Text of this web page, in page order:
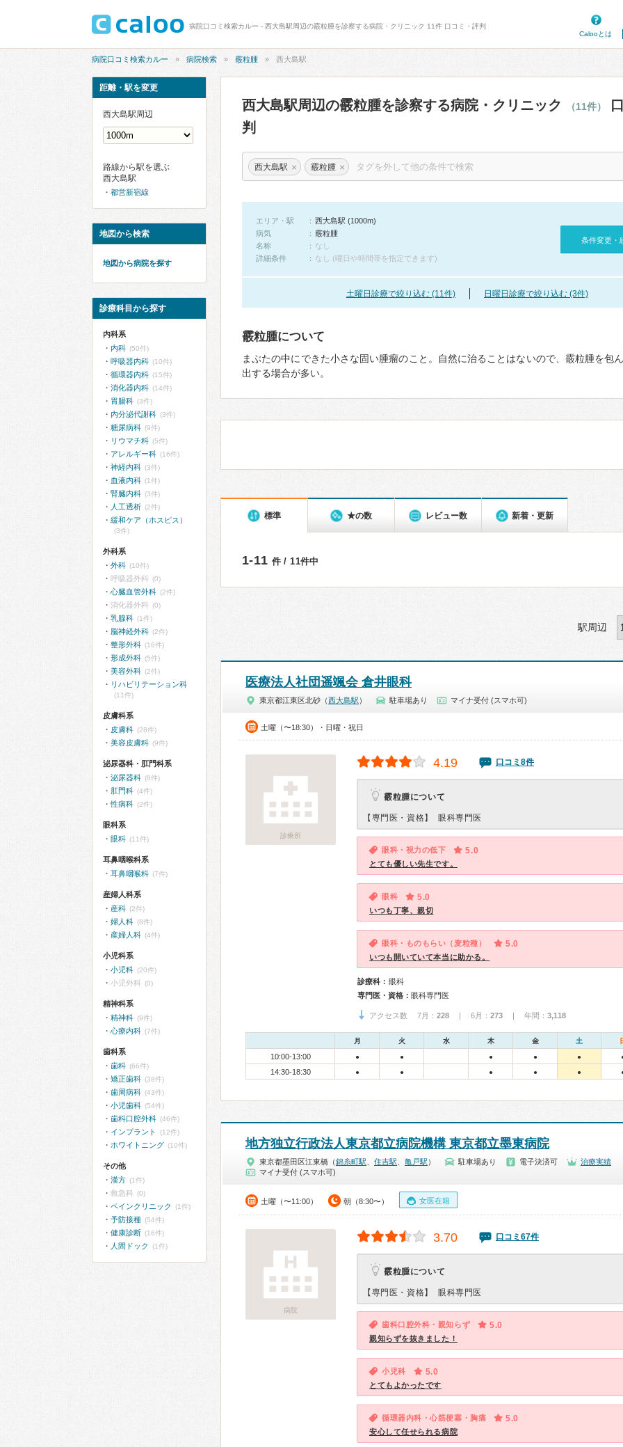
病院口コミ検索カルー - 西大島駅周辺の霰粒腫を診察する病院・クリニック 11件 口コミ・評判
Calooとは
病院口コミ検索カルー 病院検索 霰粒腫 西大島駅
西大島駅周辺の霰粒腫を診察する病院・クリニック （11件）
判
西大島駅 × 霰粒腫 ×
エリア・駅
西大島駅 (1000m)
病気
霰粒腫
名称
なし
詳細条件
なし (曜日や時間帯を指定できます)
条件変更・
土曜日診療で絞り込む (11件) 日曜日診療で絞り込む (3件)
霰粒腫について
まぶたの中にできた小さな固い腫瘤のこと。自然に治ることはないので、霰粒腫を包
出する場合が多い。
標準 ★の数 レビュー数 新着・更新
1-11 件 / 11件中
駅周辺
医療法人社団遥颯会 倉井眼科
東京都江東区北砂（西大島駅 ） 駐車場あり マイナ受付 (スマホ可)
土曜（〜18:30）・日曜・祝日
診療所
4.19 口コミ8件
霰粒腫について
【専門医・資格】 眼科専門医
眼科・視力の低下 5.0
とても優しい先生です。
眼科 5.0
いつも丁寧、親切
眼科・ものもらい（麦粒種） 5.0
いつも開いていて本当に助かる。
診療科： 眼科
専門医・資格： 眼科専門医
アクセス数 7月： 228 | 6月： 273 | 年間： 3,118
月 火 水 木 金 土
10:00-13:00 ● ● ● ● ●
14:30-18:30 ● ● ● ● ●
地方独立行政法人東京都立病院機構 東京都立墨東病院
東京都墨田区江東橋（錦糸町駅 住吉駅 亀戸駅 ） 駐車場あり 電子決済可
治療実績
マイナ受付 (スマホ可)
土曜（〜11:00） 朝（8:30〜） 女医在籍
病院
3.70 口コミ67件
霰粒腫について
【専門医・資格】 眼科専門医
歯科口腔外科・親知らず 5.0
親知らずを抜きました！
小児科 5.0
とてもよかったです
循環器内科・心筋梗塞・胸痛 5.0
安心して任せられる病院
距離・駅を変更
西大島駅周辺
路線から駅を選ぶ
西大島駅
都営新宿線
地図から検索
地図から病院を探す
診療科目から探す
内科系
内科 (50件)
呼吸器内科 (10件)
循環器内科 (15件)
消化器内科 (14件)
胃腸科 (3件)
内分泌代謝科 (3件)
糖尿病科 (9件)
リウマチ科 (5件)
アレルギー科 (16件)
神経内科 (3件)
血液内科 (1件)
腎臓内科 (3件)
人工透析 (2件)
緩和ケア（ホスピス）
(3件)
外科系
外科 (10件)
呼吸器外科 (0)
心臓血管外科 (2件)
消化器外科 (0)
乳腺科 (1件)
脳神経外科 (2件)
整形外科 (16件)
形成外科 (5件)
美容外科 (2件)
リハビリテーション科
(11件)
皮膚科系
皮膚科 (28件)
美容皮膚科 (9件)
泌尿器科・肛門科系
泌尿器科 (8件)
肛門科 (4件)
性病科 (2件)
眼科系
眼科 (11件)
耳鼻咽喉科系
耳鼻咽喉科 (7件)
産婦人科系
産科 (2件)
婦人科 (8件)
産婦人科 (4件)
小児科系
小児科 (20件)
小児外科 (0)
精神科系
精神科 (9件)
心療内科 (7件)
歯科系
歯科 (66件)
矯正歯科 (38件)
歯周病科 (43件)
小児歯科 (54件)
歯科口腔外科 (46件)
インプラント (12件)
ホワイトニング (10件)
その他
漢方 (1件)
救急科 (0)
ペインクリニック (1件)
予防接種 (54件)
健康診断 (16件)
人間ドック (1件)